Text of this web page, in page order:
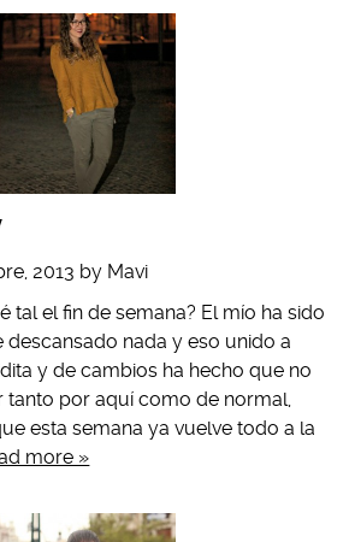
2013 by Mavi
tal el fin de semana? El mío ha sido
descansado nada y eso unido a
y de cambios ha hecho que no
tanto por aquí como de normal,
esta semana ya vuelve todo a la
more »